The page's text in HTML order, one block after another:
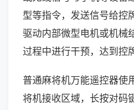
型等指令，发送信号给控
驱动内部微型电机或机械
过程中进行干预，达到控
普通麻将机万能遥控器使
将机接收区域，长按对码